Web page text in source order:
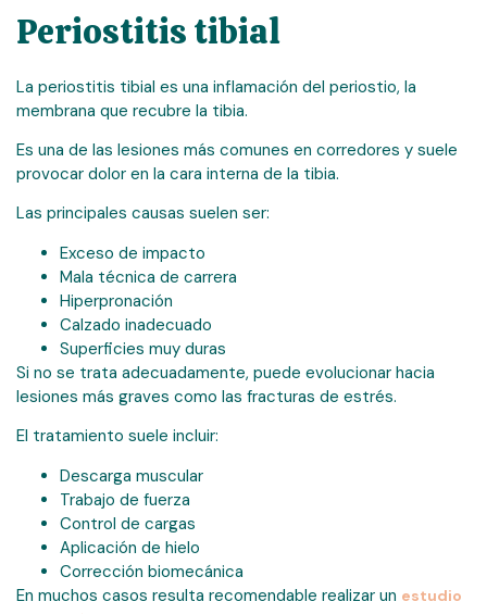
Periostitis tibial
La periostitis tibial es una inflamación del periostio, la
membrana que recubre la tibia.
Es una de las lesiones más comunes en corredores y suele
provocar dolor en la cara interna de la tibia.
Las principales causas suelen ser:
Exceso de impacto
Mala técnica de carrera
Hiperpronación
Calzado inadecuado
Superficies muy duras
Si no se trata adecuadamente, puede evolucionar hacia
lesiones más graves como las fracturas de estrés.
El tratamiento suele incluir:
Descarga muscular
Trabajo de fuerza
Control de cargas
Aplicación de hielo
Corrección biomecánica
En muchos casos resulta recomendable realizar un estudio